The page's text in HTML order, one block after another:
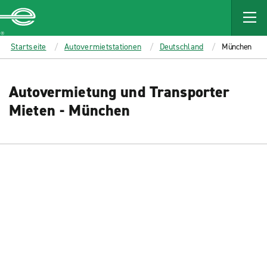
MAIN
CONTENT
Enterprise
Startseite Autovermietstationen Deutschland München
Autovermietung und Transporter
Mieten - München